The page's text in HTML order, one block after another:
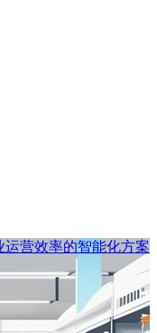
营效率的智能化方案